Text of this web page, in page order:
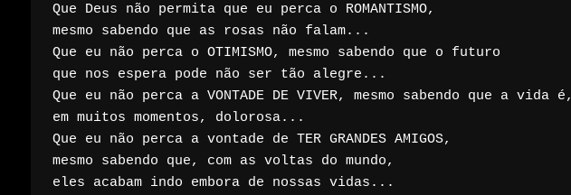
Que Deus não permita que eu perca o ROMANTISMO,
mesmo sabendo que as rosas não falam...
Que eu não perca o OTIMISMO, mesmo sabendo que o futuro
que nos espera pode não ser tão alegre...
Que eu não perca a VONTADE DE VIVER, mesmo sabendo que a vida é,
em muitos momentos, dolorosa...
Que eu não perca a vontade de TER GRANDES AMIGOS,
mesmo sabendo que, com as voltas do mundo,
eles acabam indo embora de nossas vidas...